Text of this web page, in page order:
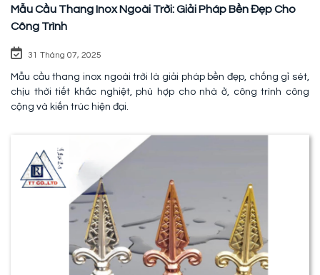
Mẫu Cầu Thang Inox Ngoài Trời: Giải Pháp Bền Đẹp Cho
Công Trình
31 Tháng 07, 2025
Mẫu cầu thang inox ngoài trời là giải pháp bền đẹp, chống gỉ sét,
chịu thời tiết khắc nghiệt, phù hợp cho nhà ở, công trình công
cộng và kiến trúc hiện đại.